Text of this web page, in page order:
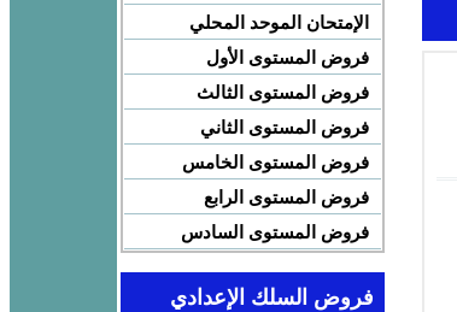
الإمتحان الموحد المحلي
فروض المستوى الأول
فروض المستوى الثالث
فروض المستوى الثاني
فروض المستوى الخامس
فروض المستوى الرابع
فروض المستوى السادس
فروض السلك الإعدادي